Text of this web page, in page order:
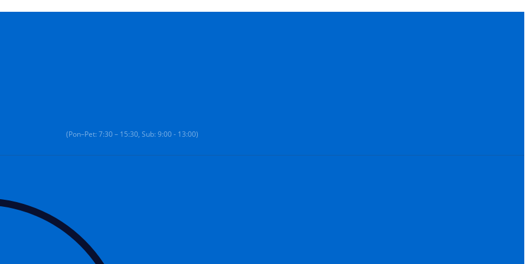
(Pon–Pet: 7:30 – 15:30, Sub: 9:00 - 13:00)